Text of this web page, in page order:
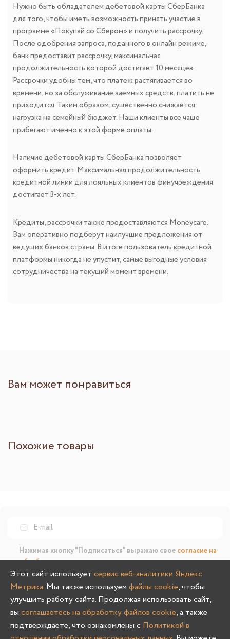
Нужно быть обладателем дебетовой карты СберБанка
для того, чтобы иметь возможность принять участие в
программе «Покупай со Сбером» и получить рассрочку.
После одобрения запроса, поданного в онлайн режиме,
банк предоставит рассрочку, максимальная
продолжительность которой достигает 10 месяцев.
Рассрочки удобны тем, что платеж растягивается во
времени, но за обслуживание заемных средств, платить не
приходится. Таким образом, существенно снижается
нагрузка на семейный бюджет. Наши клиенты все чаще
прибегают именно к этой форме оплаты.
Наличие дебетовой карты СберБанка позволяет
оформить кредит. Максимальная продолжительность
кредитной линии для лояльных клиентов финучреждения
достигает 3-х лет.
Кредиты, рассрочки также предоставляются Moneycare.
Вам оперативно подберут наилучшие предложения от
ведущих банков страны. В итоге пользователь кредитной
платформы никогда не упустит, самые выгодные условия
сотрудничества на текущий момент времени.
Вам может понравиться
Похожие товары
Подписаться
Нажимая кнопку "Подписаться" выражаю свое согласие на
обработку персональных данныхиполучение
информационных и рекламных материалов
Мы в соц.сетях
Этот сайт использует сервис веб-аналитики Яндекс
Метрика. Мы также используем файлы cookie, чтобы
улучшить работу сайта. Продолжая использовать сайт,
вы соглашаетесь на обработку файлов cookie, а также
подтверждаете, что ознакомлены с Политикой в